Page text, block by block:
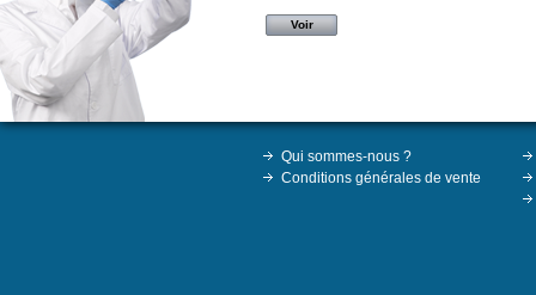
Voir
Qui sommes-nous ?
Conditions générales de vente